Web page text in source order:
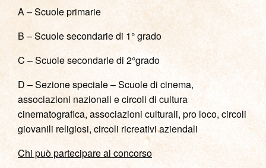
A – Scuole primarie
B – Scuole secondarie di 1° grado
C – Scuole secondarie di 2°grado
D – Sezione speciale – Scuole di cinema,
associazioni nazionali e circoli di cultura
cinematografica, associazioni culturali, pro loco, circoli
giovanili religiosi, circoli ricreativi aziendali
Chi può partecipare al concorso